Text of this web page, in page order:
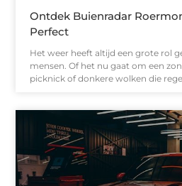
Ontdek Buienradar
Perfect
Het weer heeft altijd een grote rol
mensen. Of het nu gaat om een
picknick of donkere wolken die